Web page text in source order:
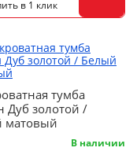
тумба
Дуб золотой /
матовый
В наличии